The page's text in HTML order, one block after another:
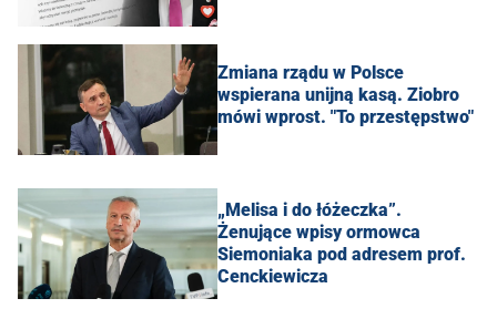
Zmiana rządu w Polsce
wspierana unijną kasą. Ziobro
mówi wprost. "To przestępstwo"
„Melisa i do łóżeczka”.
Żenujące wpisy ormowca
Siemoniaka pod adresem prof.
Cenckiewicza